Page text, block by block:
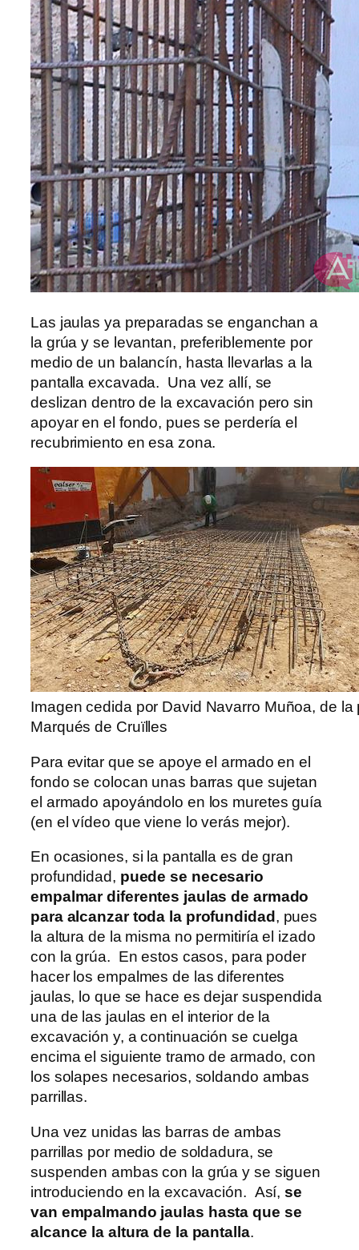
Las jaulas ya preparadas se enganchan a
la grúa y se levantan, preferiblemente por
medio de un balancín, hasta llevarlas a la
pantalla excavada. Una vez allí, se
deslizan dentro de la excavación pero sin
apoyar en el fondo, pues se perdería el
recubrimiento en esa zona.
Imagen cedida por David Navarro Muñoa, de la
Marqués de Cruïlles
Para evitar que se apoye el armado en el
fondo se colocan unas barras que sujetan
el armado apoyándolo en los muretes guía
(en el vídeo que viene lo verás mejor).
En ocasiones, si la pantalla es de gran
profundidad, puede se necesario
empalmar diferentes jaulas de armado
para alcanzar toda la profundidad , pues
la altura de la misma no permitiría el izado
con la grúa. En estos casos, para poder
hacer los empalmes de las diferentes
jaulas, lo que se hace es dejar suspendida
una de las jaulas en el interior de la
excavación y, a continuación se cuelga
encima el siguiente tramo de armado, con
los solapes necesarios, soldando ambas
parrillas.
Una vez unidas las barras de ambas
parrillas por medio de soldadura, se
suspenden ambas con la grúa y se siguen
introduciendo en la excavación. Así,se
van empalmando jaulas hasta que se
alcance la altura de la pantalla.